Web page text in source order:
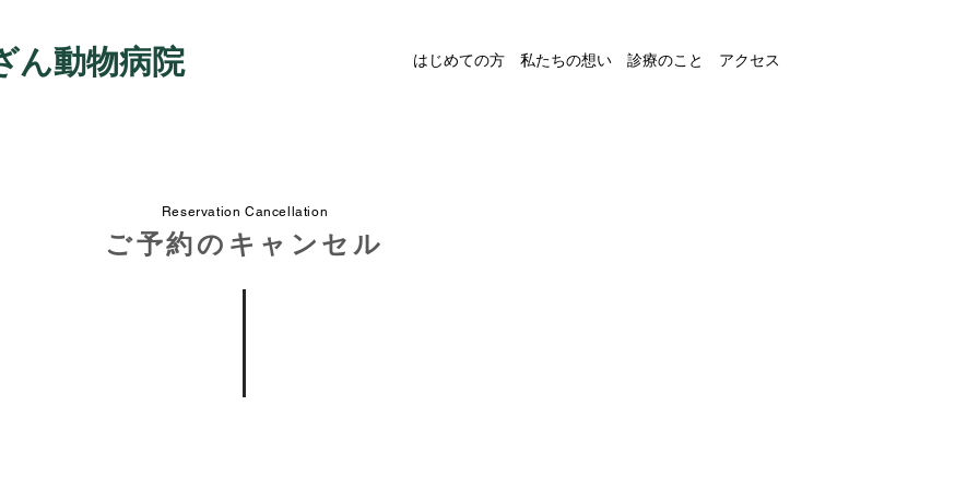
ん動物病院 はじめての方 私たちの想い 診療のこと アクセス
Reservation Cancellation
ご予約のキャンセル